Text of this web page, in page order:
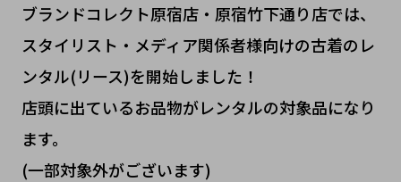
ブランドコレクト原宿店・原宿竹下通り店では、
スタイリスト・メディア関係者様向けの古着のレ
ンタル(リース)を開始しました！
店頭に出ているお品物がレンタルの対象品になり
ます。
(一部対象外がございます)